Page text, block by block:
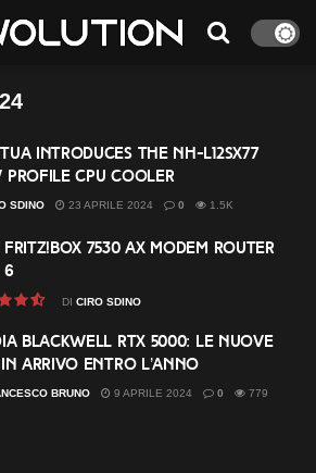
introduces the NH-L12Sx77
CPU cooler
SDINO 23 APRILE 2024 0 1.5K
FRITZ!Box 7530 AX Modem Router
6
DI CIRO SDINO
Blackwell RTX 5000: le nuove
in arrivo entro l’anno
BRUNO 9 APRILE 2024 0 779